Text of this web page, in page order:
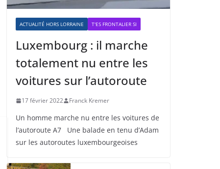
ACTUALITÉ HORS LORRAINE T'ES FRONTALIER SI
Luxembourg : il marche
totalement nu entre les
voitures sur l’autoroute
17 février 2022 Franck Kremer
Un homme marche nu entre les voitures de
l’autoroute A7 Une balade en tenu d’Adam
sur les autoroutes luxembourgeoises